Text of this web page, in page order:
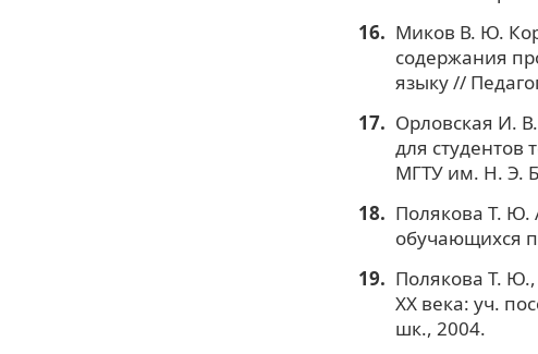
Миков В. Ю.
содержания
языку //
Орловская И.
для студентов
МГТУ им. Н. Э.
Полякова Т. Ю.
обучающихся
Полякова Т.
ХХ века: уч.
шк., 2004.